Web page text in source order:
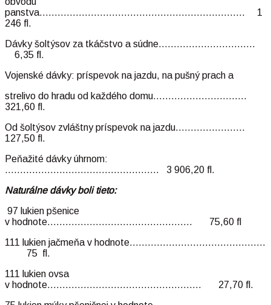
panstva………………………………………………………….. 1
246 fl.
Dávky šoltýsov za tkáčstvo a súdne…………………………..
6,35 fl.
Vojenské dávky: príspevok na jazdu, na pušný prach a
strelivo do hradu od každého domu………………………….
321,60 fl.
Od šoltýsov zvláštny príspevok na jazdu…………………..
127,50 fl.
Peňažité dávky úhrnom:
…………………………………………… 3 906,20 fl.
Naturálne dávky boli tieto:
97 lukien pšenice
v hodnote………………………………………… 75,60 fl
111 lukien jačmeňa v hodnote………………………………………
75 fl.
111 lukien ovsa
v hodnote…………………………………………… 27,70 fl.